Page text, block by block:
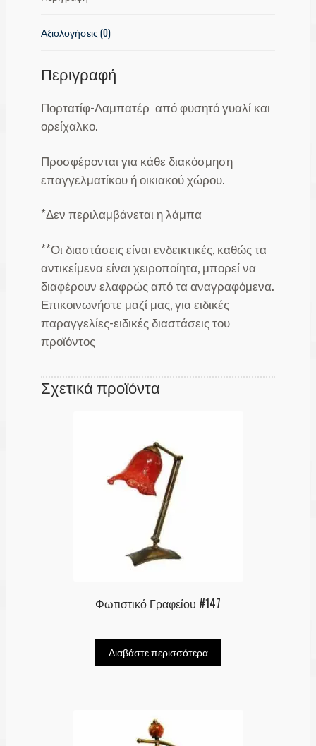
Αξιολογήσεις (0)
Περιγραφή
Πορτατίφ-Λαμπατέρ από φυσητό γυαλί και
ορείχαλκο.
Προσφέρονται για κάθε διακόσμηση
επαγγελματίκου ή οικιακού χώρου.
*Δεν περιλαμβάνεται η λάμπα
**Οι διαστάσεις είναι ενδεικτικές, καθώς τα
αντικείμενα είναι χειροποίητα, μπορεί να
διαφέρουν ελαφρώς από τα αναγραφόμενα.
Επικοινωνήστε μαζί μας, για ειδικές
παραγγελίες-ειδικές διαστάσεις του
προϊόντος
Σχετικά προϊόντα
Φωτιστικό Γραφείου #147
Διαβάστε περισσότερα